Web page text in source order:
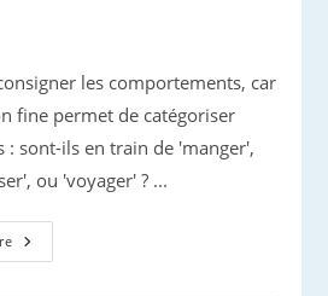
les comportements, car
fine permet de catégoriser
: sont-ils en train de 'manger',
ou 'voyager' ? ...
Étudier
Le